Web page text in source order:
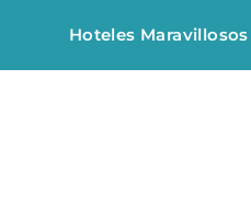
Hoteles Maravillosos